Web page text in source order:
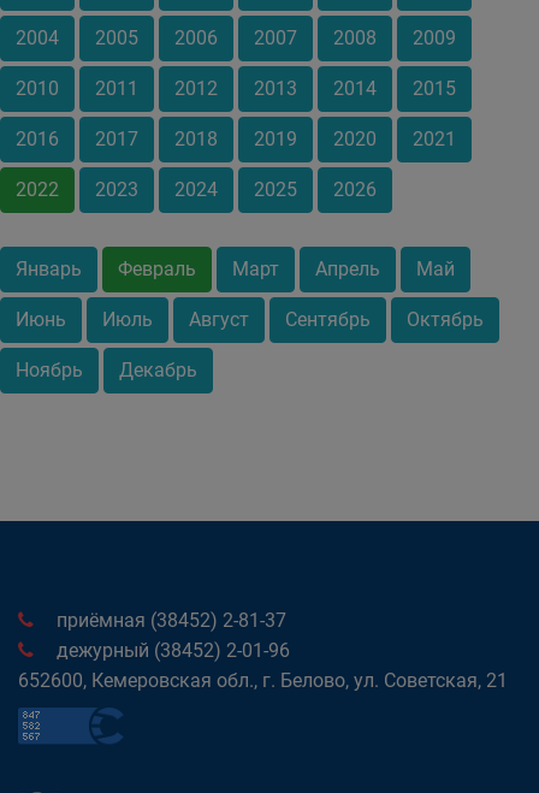
2004 2005 2006 2007 2008 2009
2010 2011 2012 2013 2014 2015
2016 2017 2018 2019 2020 2021
2022 2023 2024 2025 2026
Январь Февраль Март Апрель Май
Июнь Июль Август Сентябрь Октябрь
Ноябрь Декабрь
приёмная (38452) 2-81-37
дежурный (38452) 2-01-96
652600, Кемеровская обл., г. Белово, ул. Советская, 21